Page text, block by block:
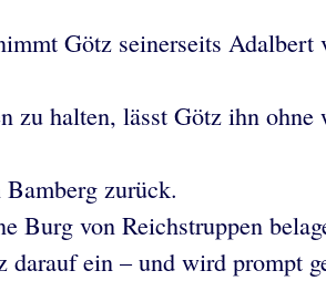
Götz seinerseits Adalbert
zu halten, lässt Götz ihn ohne
zurück.
Burg von Reichstruppen
ein – und wird prompt